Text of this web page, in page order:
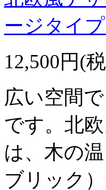
ージタイ
12,500円(
広い空間
です。北
は、木の
ブリック